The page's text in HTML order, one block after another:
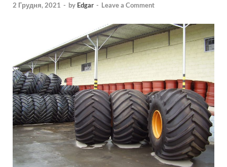
2 Грудня, 2021 - by Edgar - Leave a Comment